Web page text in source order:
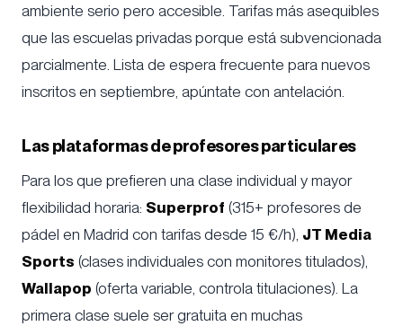
ambiente serio pero accesible. Tarifas más asequibles
que las escuelas privadas porque está subvencionada
parcialmente. Lista de espera frecuente para nuevos
inscritos en septiembre, apúntate con antelación.
Las plataformas de profesores particulares
Para los que prefieren una clase individual y mayor
flexibilidad horaria: Superprof (315+ profesores de
pádel en Madrid con tarifas desde 15 €/h), JT Media
Sports (clases individuales con monitores titulados),
Wallapop (oferta variable, controla titulaciones). La
primera clase suele ser gratuita en muchas